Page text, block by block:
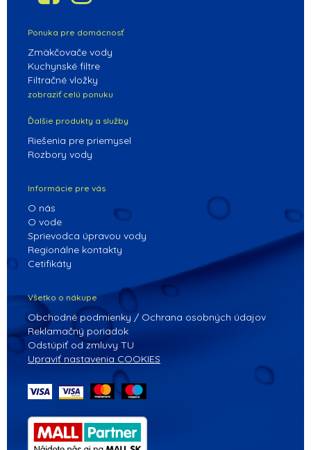
Ponuka pre domácnosť
Zmäkčovače vody
Kuchynské filtre
Filtračné vložky
zobraziť celú ponuku
Ďalšie produkty a služby
Riešenia pre priemysel
Rozbory vody
Informácie pre vás
O nás
O vode
Sprievodca úpravou vody
Regionálne kontakty
Cetifikáty
Všetko o nákupe
Obchodné podmienky / Ochrana osobných údajov
Reklamačný poriadok
Odstúpiť od zmluvy TU
Upraviť nastavenia COOKIES